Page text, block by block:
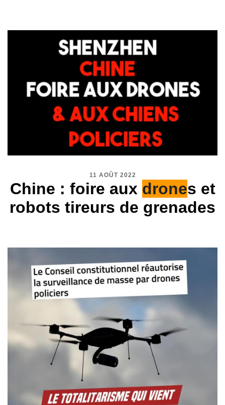
11 AOÛT 2022
Chine : foire aux drones et
robots tireurs de grenades